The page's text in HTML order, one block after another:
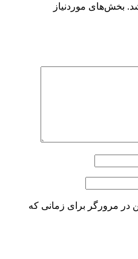
بخش‌های موردنیاز
در مرورگر برای زمانی که